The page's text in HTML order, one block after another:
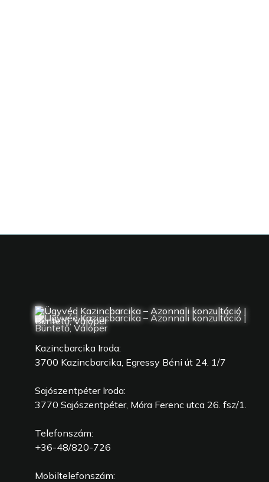
Kazincbarcika Iroda:
3700 Kazincbarcika, Egressy Béni út 24. 1/7
Sajószentpéter Iroda:
3770 Sajószentpéter, Móra Ferenc utca 26. fsz/1.
Telefonszám:
+36-48/820-726
Mobiltelefonszám: